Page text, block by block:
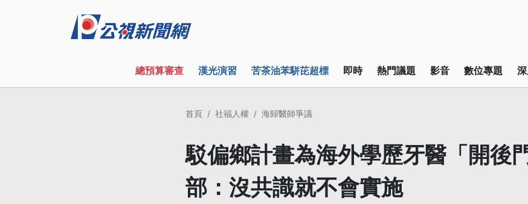
總預算審查 漢光演習 苦茶油苯駢芘超標 即時 熱門議題 影音 數位專題
首頁 社福人權 海歸醫師爭議
駁偏鄉計畫為海外學歷牙醫「開後
部：沒共識就不會實施